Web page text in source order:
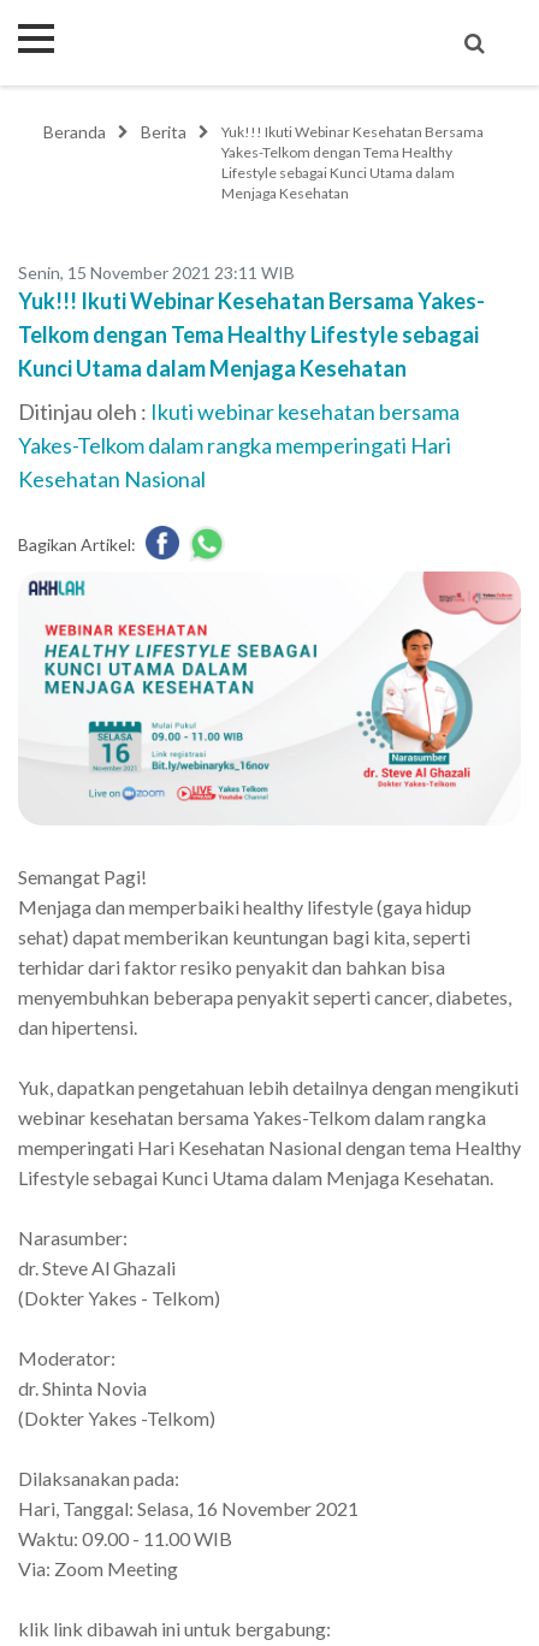
Beranda Berita
Yuk!!! Ikuti Webinar Kesehatan Bersama
Yakes-Telkom dengan Tema Healthy
Lifestyle sebagai Kunci Utama dalam
Menjaga Kesehatan
Senin, 15 November 2021 23:11 WIB
Yuk!!! Ikuti Webinar Kesehatan Bersama Yakes-
Telkom dengan Tema Healthy Lifestyle sebagai
Kunci Utama dalam Menjaga Kesehatan
Ditinjau oleh : Ikuti webinar kesehatan bersama
Yakes-Telkom dalam rangka memperingati Hari
Kesehatan Nasional
Bagikan Artikel:
Semangat Pagi!
Menjaga dan memperbaiki healthy lifestyle (gaya hidup
sehat) dapat memberikan keuntungan bagi kita, seperti
terhidar dari faktor resiko penyakit dan bahkan bisa
menyembuhkan beberapa penyakit seperti cancer, diabetes,
dan hipertensi.
Yuk, dapatkan pengetahuan lebih detailnya dengan mengikuti
webinar kesehatan bersama Yakes-Telkom dalam rangka
memperingati Hari Kesehatan Nasional dengan tema Healthy
Lifestyle sebagai Kunci Utama dalam Menjaga Kesehatan.
Narasumber:
dr. Steve Al Ghazali
(Dokter Yakes - Telkom)
Moderator:
dr. Shinta Novia
(Dokter Yakes -Telkom)
Dilaksanakan pada:
Hari, Tanggal: Selasa, 16 November 2021
Waktu: 09.00 - 11.00 WIB
Via: Zoom Meeting
klik link dibawah ini untuk bergabung: